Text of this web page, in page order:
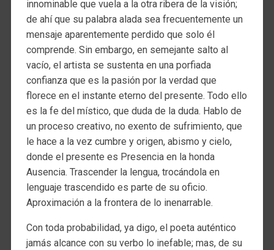
innominable que vuela a la otra ribera de la visión;
de ahí que su palabra alada sea frecuentemente un
mensaje aparentemente perdido que solo él
comprende. Sin embargo, en semejante salto al
vacío, el artista se sustenta en una porfiada
confianza que es la pasión por la verdad que
florece en el instante eterno del presente. Todo ello
es la fe del místico, que duda de la duda. Hablo de
un proceso creativo, no exento de sufrimiento, que
le hace a la vez cumbre y origen, abismo y cielo,
donde el presente es Presencia en la honda
Ausencia. Trascender la lengua, trocándola en
lenguaje trascendido es parte de su oficio.
Aproximación a la frontera de lo inenarrable.
Con toda probabilidad, ya digo, el poeta auténtico
jamás alcance con su verbo lo inefable; mas, de su